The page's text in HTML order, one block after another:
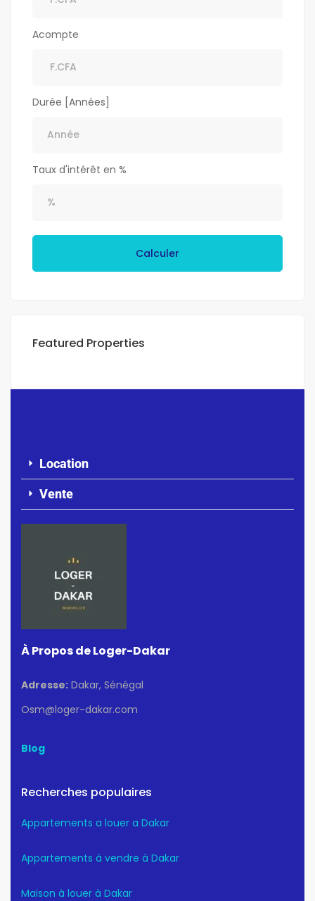
Acompte
Durée [Années]
Taux d'intérêt en %
Calculer
Featured Properties
Location
Vente
À Propos de Loger-Dakar
Adresse: Dakar, Sénégal
Osm@loger-dakar.com
Blog
Recherches populaires
Appartements a louer a Dakar
Appartements à vendre à Dakar
Maison à louer à Dakar